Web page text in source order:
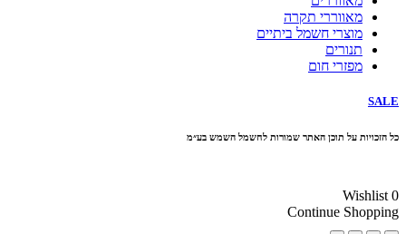
מאווררי תקרה
מוצרי חשמל ביתיים
תנורים
מפזרי חום
SALE
כל הזכויות על תוכן האתר שמורות לחשמל השמש בע״מ
Wishlist 0
Continue Shopping